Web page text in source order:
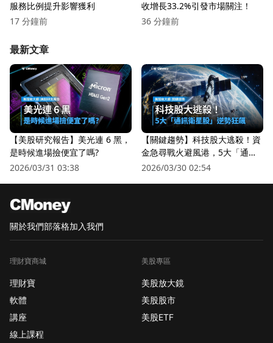
服務比例提升影響獲利
17 分鐘前
收增長33.2%引發市場關注！
36 分鐘前
最新文章
【美股研究報告】美光連 6 黑，
是時候進場撿便宜了嗎?
2026/03/31 03:38
【關鍵趨勢】科技股大逃殺！資
金急尋戰火避風港，5大「通訊
衛星股」逆勢狂飆
2026/03/30 02:54
關於我們部落格加入我們
理財寶商城
理財寶
軟體
講座
線上課程
美股專區
美股放大鏡
美股股市
美股ETF